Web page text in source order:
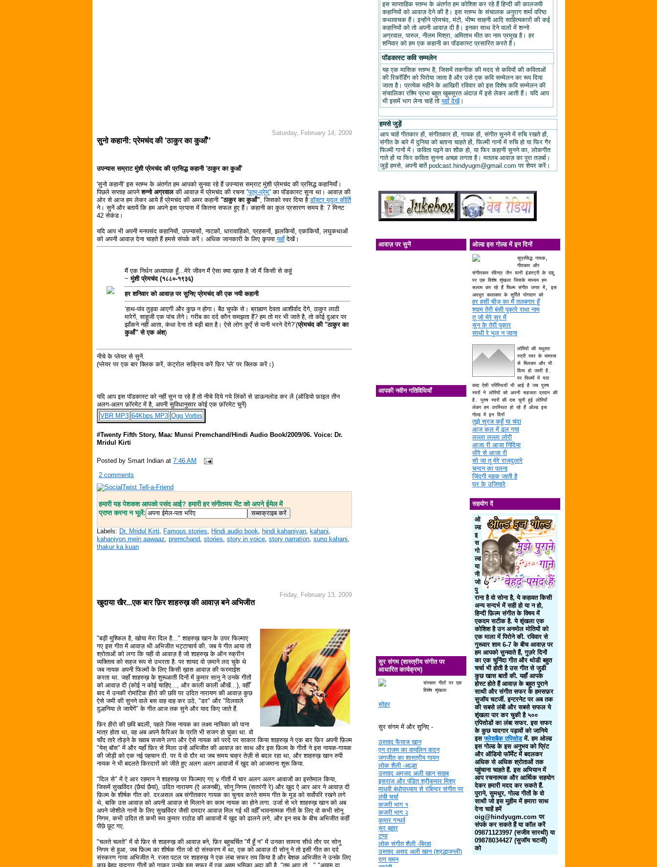
Saturday, February 14, 2009
सुनो कहानी: प्रेमचंद की 'ठाकुर का कुआँ''
उपन्यास सम्राट मुंशी प्रेमचंद की प्रसिद्ध कहानी 'ठाकुर का कुआँ'
'सुनो कहानी' इस स्तम्भ के अंतर्गत हम आपको सुनवा रहे हैं उपन्यास सम्राट मुंशी प्रेमचंद की प्रसिद्ध कहानियाँ।
पिछले सप्ताह आपनेशन्नो अग्रवालकी आवाज़ में प्रेमचंद की रचना ''पुत्र-प्रेम'' का पॉडकास्ट सुना था। आवाज़ की
ओर से आज हम लेकर आये हैं प्रेमचंद की अमर कहानी"ठाकुर का कुआँ" , जिसको स्वर दिया हैडॉक्टर मृदुल कीर्ति
ने। सुनें और बतायें कि हम अपने इस प्रयास में कितना सफल हुए हैं। कहानी का कुल प्रसारण समय है: 7 मिनट
42 सेकंड।
यदि आप भी अपनी मनपसंद कहानियों, उपन्यासों, नाटकों, धारावाहिको, प्रहसनों, झलकियों, एकांकियों, लघुकथाओं
को अपनी आवाज़ देना चाहते हैं हमसे संपर्क करें। अधिक जानकारी के लिए कृपयायहाँदेखें।
मैं एक निर्धन अध्यापक हूँ...मेरे जीवन मैं ऐसा क्या ख़ास है जो मैं किसी से कहूं
~मुंशी प्रेमचंद (१८८०-१९३६)
हर शनिवार को आवाज़ पर सुनिए प्रेमचंद की एक नयी कहानी
‘हाथ-पांव तुड़वा आएगी और कुछ न होगा। बैठ चुपके से। ब्राह्मण देवता आशीर्वाद देंगे, ठाकुर लाठी
मारेगें, साहूजी एक पांच लेंगे। गरीब का दर्द कौन समझता हैं? हम तो मर भी जाते है, तो कोई दुआर पर
झाँकने नहीं आता, कंधा देना तो बड़ी बात है। ऐसे लोग कुएँ से पानी भरने देंगे?’(प्रेमचंद की "ठाकुर का
कुआँ" से एक अंश)
नीचे के प्लेयर से सुनें.
(प्लेयर पर एक बार क्लिक करें, कंट्रोल सक्रिय करें फ़िर 'प्ले' पर क्लिक करें।)
यदि आप इस पॉडकास्ट को नहीं सुन पा रहे हैं तो नीचे दिये गये लिंकों से डाऊनलोड कर लें (ऑडियो फ़ाइल तीन
अलग-अलग फ़ॉरमेट में है, अपनी सुविधानुसार कोई एक फ़ॉरमेट चुनें)
VBR MP3 64Kbps MP3 Ogg Vorbis
#Twenty Fifth Story, Maa: Munsi Premchand/Hindi Audio Book/2009/06. Voice: Dr.
Mridul Kirti
Posted bySmart Indian at7:46 AM
2 comments
हमारी यह पेशकश आपको पसंद आई? हमारी हर संगीतमय भेंट को अपने ईमेल में
प्राप्त करना न भूलें:
Labels: Dr. Mridul Kirti, Famous stories, Hindi audio book, hindi kahaniyan, kahani,
kahaniyon mein aawaaz,premchand,stories,story in voice,story narration,suno kahani,
thakur ka kuan
Friday, February 13, 2009
खुदाया खैर...एक बार फ़िर शाहरुख़ की आवाज़ बने अभिजीत
"बड़ी मुश्किल है, खोया मेरा दिल है..." शाहरुख़ खान के उपर फिल्माए
गए इस गीत में आवाज़ थी अभिजीत भट्टाचार्य की. जब ये गीत आया तो
श्रोताओं को लगा कि यही वो आवाज़ है जो शाहरुख़ के ऑन स्क्रीन
व्यक्तित्व को सहज रूप से उभरता है. पर शायद वो ज़माने लद चुके थे
जब नायक अपनी फिल्मों के लिए किसी ख़ास आवाज़ की फरमाईश
करता था. जहाँ शाहरुख़ के शुरूआती दिनों में कुमार सानु ने उनके गीतों
को आवाज़ दी (कोई न कोई चाहिए..., और काली काली ऑंखें...), वहीँ
बाद में उनकी रोमांटिक हीरो की छवि पर उदित नारायण की आवाज़ कुछ
ऐसे जमी की सुनने वाले बस वाह वाह कर उठे, "डर" और "दिलवाले
दुल्हनिया ले जायेंगें" के गीत आज तक सुने और याद किए जाते हैं.
फ़िर हीरो की छवि बदली, पहले जिस नायक का लक्ष्य नायिका को पाना
मात्र होता था, वह अब अपने कैरिअर के प्रति भी सजग हो चुका था. वो
चाँद तारे तोड़ने के ख्वाब सजाने लगा और ऐसे नायक को परदे पर साकार किया शाहरुख़ ने एक बार फ़िर अपनी फ़िल्म
"येस् बॉस" में और यहाँ फ़िर से मिला उन्हें अभिजीत की आवाज़ का साथ और इस फ़िल्म के गीतों ने इस नायक-गायक
की जोड़ी को एक नई पहचान दी. पर ये वो दौर था जब समय चक्र तेज़ी से बदल रहा था, और शाहरुख़ खान रुपी
नायक ने भी बदलते किरदारों को जीते हुए अलग अलग आवाजों में ख़ुद को आजमाना शुरू किया.
"दिल से" में ऐ आर रहमान ने शाहरुख़ पर फिल्माए गए ४ गीतों में चार अलग अलग आवाजों का इस्तेमाल किया,
जिसमें सुखविंदर (छैयां छैयां), उदित नारायण (ऐ अजनबी), सोनू निगम (सतरंगी रे) और ख़ुद ऐ आर आर ने आवाज़ दी
फ़िल्म के शीर्षक गीत को. दरअसल अब संगीतकार गायक का चुनाव करते समय गीत के मूड को सर्वोपरि रखने लगे
थे, बाकि उस आवाज़ को अपनी आवाज़ से मिलाने का काम नायक का होने लगा. उर्जा से भरे शाहरुख़ खान को अब
अपने जोशीले गानों के लिए सुखविंदर जैसी दमदार आवाज़ मिल गई थी वहीँ भावनात्मक गीतों के लिए वो कभी सोनू
निगम, कभी उदित तो कभी रूप कुमार राठोड की आवाजों में ख़ुद को ढालने लगे, और इन सब के बीच अभिजीत कहीं
पीछे छूट गए.
"चलते चलते" में वो फ़िर से शाहरुख़ की आवाज़ बने, फ़िर बहुचर्चित "मैं हूँ न" में उनका सामना सीधे तौर पर सोनू
निगम से हुआ, जब फ़िल्म का शीर्षक गीत जो दो संस्करण में था, एक को आवाज़ दी सोनू ने तो इसी गीत का दर्द
संस्करण गाया अभिजीत ने. रजत पटल पर शाहरुख़ ने एक लंबा सफर तय किया है और बेशक अभिजीत ने उनके लिए
कुछ बेहद यादगार गीतों को गाकर उनके इस सफर में एक अहम् भूमिका अदा की है. "तुम आए तो..." "अयाम दा
इस साप्ताहिक स्तम्भ के अंतर्गत हम कोशिश कर रहे हैं हिन्दी की कालजयी
कहानियों को आवाज़ देने की है। इस स्तम्भ के संचालक अनुराग शर्मा वरिष्ठ
कथावाचक हैं। इन्होंने प्रेमचंद, मंटो, भीष्म साहनी आदि साहित्यकारों की कई
कहानियों को तो अपनी आवाज़ दी है। इनका साथ देने वालों में शन्नो
अग्रवाल, पारुल, नीलम मिश्रा, अमिताभ मीत का नाम प्रमुख है। हर
शनिवार को हम एक कहानी का पॉडकास्ट प्रसारित करते हैं।
पॉडकास्ट कवि सम्मलेन
यह एक मासिक स्तम्भ है, जिसमें तकनीक की मदद से कवियों की कविताओं
की रिकॉर्डिंग को पिरोया जाता है और उसे एक कवि सम्मेलन का रूप दिया
जाता है। प्रत्येक महीने के आखिरी रविवार को इस विशेष कवि सम्मेलन की
संचालिका रश्मि प्रभा बहुत खूबसूरत अंदाज़ में इसे लेकर आती हैं। यदि आप
भी इसमें भाग लेना चाहें तोयहाँ देखें।
हमसे जुड़ें
आप चाहें गीतकार हों, संगीतकार हों, गायक हों, संगीत सुनने में रुचि रखते हों,
संगीत के बारे में दुनिया को बताना चाहते हों, फिल्मी गानों में रुचि हो या फिर गैर
फिल्मी गानों में। कविता पढ़ने का शौक हो, या फिर कहानी सुनने का, लोकगीत
गाते हों या फिर कविता सुनना अच्छा लगता है। मतलब आवाज़ का पूरा तज़र्बा।
जुड़ें हमसे, अपनी बातें podcast.hindyugm@gmail.com पर शेयर करें।
आवाज़ पर सुनें
आपकी नवीन गतिविधियाँ
सुर संगम (शास्त्रीय संगीत पर
आधारित कार्यक्रम)
संस्कार गीतों पर एक
विशेष शृंखला
सोहर
सुर संगम में और सुनिए -
उस्ताद फैयाज खान
एन राजम का वायलिन वादन
जगजीत का शास्त्रीय गायन
लोक शैली -आल्हा
उस्ताद अमजद अली खान साहब
इसराज और पंडित श्रीकुमार मिश्र
माधवी बंधोपाध्याय से रबिन्द्र संगीत पर
लंबी चर्चा
कजरी भाग १
कजरी भाग २
कुमार गन्धर्व
सुर बहार
टप्पा
लोक संगीत शैली -बिरहा
उस्ताद असद अली खान (श्रद्धाजन्ली)
राग यमन
ओल्ड इस गोल्ड में इन दिनों
सुप्रसिद्ध गायक,
गीतकार और
संगीतकार रविन्द्र जैन यानी इंडस्ट्री के दाद्दु
पर एक विशेष शृंखला जिसके माध्यम हम
सलाम कर रहे हैं फिल्म संगीत जगत में, इस
अदभुत कलाकार के सुर्रिले योगदान को
हर हसीं चीज़ का मैं तलबगार हूँ
श्याम तेरी बंसी पुकारे राधा नाम
तू जो मेरे सुर में
सुन के तेरी पुकार
साथी रे भूल न जाना
लोरियों की मधुरता
स्त्री स्वर के माम्तत्व
से मिलकर और भी
दिव्य हो जाती है.
पर फिल्मों में यदा
कदा ऐसी परिस्थियों भी आई है जब पुरुष
स्वरों ने लोरियों को अपनी सहजता प्रदान की
है. पुरुष स्वरों की दस चुनी हुई लोरियाँ
लेकर हम उपस्थित हो रहे हैं ओल्ड इस
गोल्ड में इन दिनों
तुझे सूरज कहूँ या चंदा
आज कल में ढल गया
लल्ला लल्ला लोरी
आजा री आजा निंदिया
धीरे से आजा री
सो जा तू मेरे राजदुलारे
चन्दन का पलना
जिंदगी महक जाती है
घर के उजियारे
सहयोग दें
ओ
ल्ड
इ
स
गो
ल्ड
या
नी
जो
पु
राना है वो सोना है, ये कहावत किसी
अन्य सन्दर्भ में सही हो या न हो,
हिन्दी फ़िल्म संगीत के विषय में
एकदम सटीक है. ये शृंखला एक
कोशिश है उन अनमोल मोतियों को
एक माला में पिरोने की. रविवार से
गुरूवार शाम 6-7 के बीच आवाज़ पर
हम आपको सुनवाते हैं, गुज़रे दिनों
का एक चुनिंदा गीत और थोडी बहुत
चर्चा भी होती है उस गीत से जुडी
कुछ खास बातों की. यहाँ आपके
होस्ट होते हैं आवाज़ के बहुत पुराने
साथी और संगीत सफर के हमसफ़र
सुजॉय चटर्जी. इन्टरनेट पर अब तक
की सबसे लंबी और सबसे सफल ये
शृंखला पार कर चुकी है ५००
एपिसोडों का लंबा सफर. इस सफर
के कुछ यादगार पड़ावों को जानिये
इसफ्लेशबैक एपिसोडमें. हम ओल्ड
इस गोल्ड के इस अनुभव को प्रिंट
और ऑडियो फॉर्मेट में बदलकर
अधिक से अधिक श्रोताओं तक
पहुंचाना चाहते हैं. इस अभियान में
आप रचनात्मक और आर्थिक सहयोग
देकर हमारी मदद कर सकते हैं.
पुराने, सुमधुर, गोल्ड गीतों के वो
साथी जो इस मुहीम में हमारा साथ
देना चाहें हमें
oig@hindyugm.com पर
संपर्क कर सकते हैं या कॉल करें
09871123997 (सजीव सारथी) या
09878034427 (सुजॉय चटर्जी)
को